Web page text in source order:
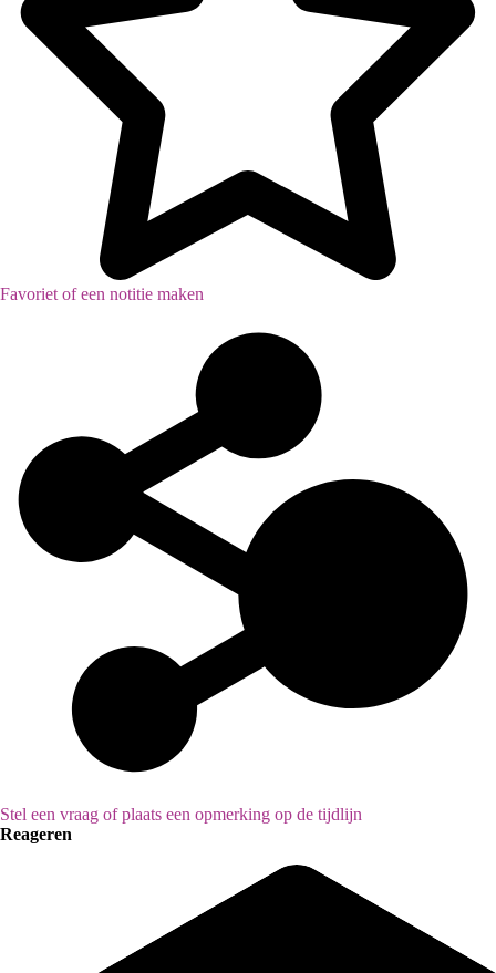
Favoriet of een notitie maken
Stel een vraag of plaats een opmerking op de tijdlijn
Reageren